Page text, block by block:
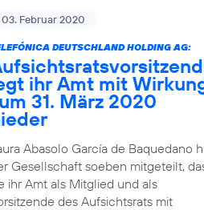
03. Februar 2020
DEUTSCHLAND HOLDING AG:
ihr Amt mit
31. März 2020
Abasolo García de Baquedano
Gesellschaft soeben mitgeteilt,
ihr Amt als Mitglied und als
des Aufsichtsrats mit